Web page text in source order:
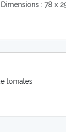
: 78 x
tomates